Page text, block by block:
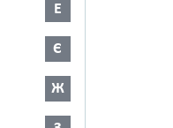
Е
Є
Ж